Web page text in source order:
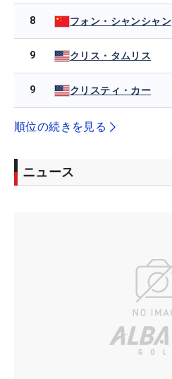
8 フォン・シャンシャン
9 クリス・タムリス
9 クリスティ・カー
順位の続きを見る
ニュース